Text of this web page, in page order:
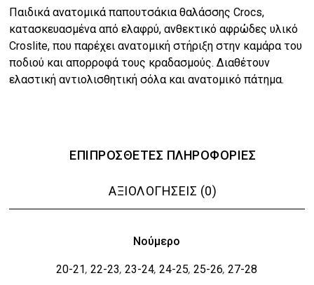
€49.00.
είναι:
€39.20.
Παιδικά ανατομικά παπουτσάκια θαλάσσης Crocs,
κατασκευασμένα από ελαφρύ, ανθεκτικό αφρώδες υλικό
Croslite, που παρέχει ανατομική στήριξη στην καμάρα του
ποδιού και απορροφά τους κραδασμούς. Διαθέτουν
ελαστική αντιολισθητική σόλα και ανατομικό πάτημα.
ΕΠΙΠΡΌΣΘΕΤΕΣ ΠΛΗΡΟΦΟΡΊΕΣ
ΑΞΙΟΛΟΓΉΣΕΙΣ (0)
Νούμερο
20-21,22-23,23-24,24-25,25-26,27-28